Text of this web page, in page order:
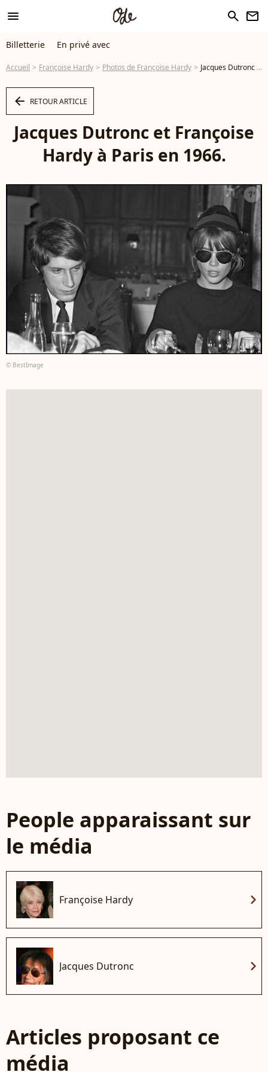
menu search newsletter
Billetterie En privé avec
Accueil Françoise Hardy Photos de Françoise Hardy Jacques Dutronc et Françoise Hardy à Paris en 1966. - Photo
arrow_left RETOUR ARTICLE
Jacques Dutronc et Françoise
Hardy à Paris en 1966.
© BestImage
People apparaissant sur
le média
Françoise Hardy chevron_right
Jacques Dutronc chevron_right
Articles proposant ce
média